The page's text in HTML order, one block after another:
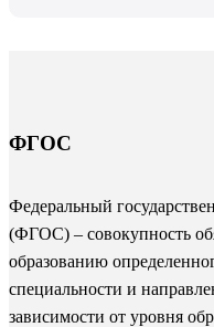
ФГОС
Федеральный
(ФГОС) – совокупность
образованию
специальности и
зависимости от уровня